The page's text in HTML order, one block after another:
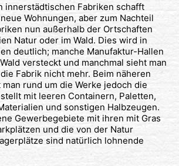
innerstädtischen Fabriken schafft
Wohnungen, aber zum Nachteil
nun außerhalb der Ortschaften
Natur oder im Wald. Dies wird in
deutlich; manche Manufaktur-Hallen
versteckt und manchmal sieht man
Fabrik nicht mehr. Beim näheren
rund um die Werke jedoch die
mit leeren Containern, Paletten,
und sonstigen Halbzeugen.
Gewerbegebiete mit ihren mit Gras
und die von der Natur
sind natürlich lohnende